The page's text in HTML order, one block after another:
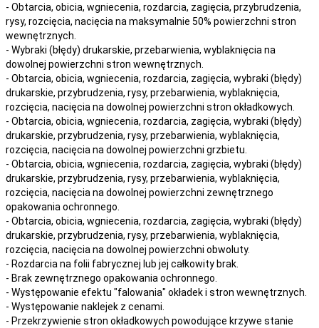
- Obtarcia, obicia, wgniecenia, rozdarcia, zagięcia, przybrudzenia,
rysy, rozcięcia, nacięcia na maksymalnie 50% powierzchni stron
wewnętrznych.
- Wybraki (błędy) drukarskie, przebarwienia, wyblaknięcia na
dowolnej powierzchni stron wewnętrznych.
- Obtarcia, obicia, wgniecenia, rozdarcia, zagięcia, wybraki (błędy)
drukarskie, przybrudzenia, rysy, przebarwienia, wyblaknięcia,
rozcięcia, nacięcia na dowolnej powierzchni stron okładkowych.
- Obtarcia, obicia, wgniecenia, rozdarcia, zagięcia, wybraki (błędy)
drukarskie, przybrudzenia, rysy, przebarwienia, wyblaknięcia,
rozcięcia, nacięcia na dowolnej powierzchni grzbietu.
- Obtarcia, obicia, wgniecenia, rozdarcia, zagięcia, wybraki (błędy)
drukarskie, przybrudzenia, rysy, przebarwienia, wyblaknięcia,
rozcięcia, nacięcia na dowolnej powierzchni zewnętrznego
opakowania ochronnego.
- Obtarcia, obicia, wgniecenia, rozdarcia, zagięcia, wybraki (błędy)
drukarskie, przybrudzenia, rysy, przebarwienia, wyblaknięcia,
rozcięcia, nacięcia na dowolnej powierzchni obwoluty.
- Rozdarcia na folii fabrycznej lub jej całkowity brak.
- Brak zewnętrznego opakowania ochronnego.
- Występowanie efektu "falowania" okładek i stron wewnętrznych.
- Występowanie naklejek z cenami.
- Przekrzywienie stron okładkowych powodujące krzywe stanie